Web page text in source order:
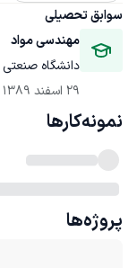
سوابق تحصیلی
مهندسی مواد
دانشگاه
29 اسفند 1389
نمونه‌کارها
پروژه‌ها